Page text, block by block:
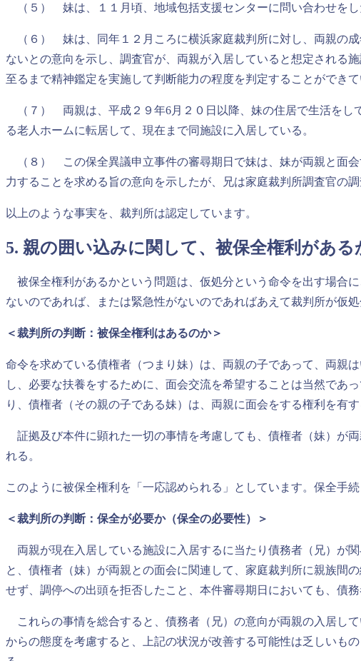
（５） 妹は、１１月頃、地域包括支援センターに問い合わせをし
（６） 妹は、同年１２月ころに横浜家庭裁判所に対し、両親の成
ないとの意向を示し、調査官が、両親が入居していると想定される
至るまで精神鑑定を実施して判断能力の程度を判定することができて
（７） 両親は、平成２９年6月２０日以降、妹の住居で生活をし
る老人ホームに転居して、現在まで同施設に入居している。
（８） この保全異議申立事件の審尋期日で妹は、妹が両親と面会
力することを求める旨の意向を示したが、兄は家庭裁判所調査官の
以上のような事実を、裁判所は認定しています。
5. 親の囲い込みに関して、被保全権利があ
被保全権利があるかという問題は、仮処分という命令を出す場合
ないのであれば、または緊急性がないのであればあえて裁判所が仮
＜裁判所の判断：被保全権利はあるのか＞
命令を求めている債権者（つまり妹）は、両親の子であって、両親
し、必要な扶養をするために、面会交流を希望することは当然であ
り、債権者（その親の子である妹）は、両親に面会をする権利を有す
証拠及び本件に顕れた一切の事情を考慮しても、債権者（妹）が
れる。
このように被保全権利を「一応認められる」としています。保全手
＜裁判所の判断：保全が必要か（保全の必要性）＞
両親が現在入居している施設に入居するに当たり債務者（兄）が
と、債権者（妹）が両親との面会に関連して、家庭裁判所に親族間
せず、調停への出頭を拒否したこと、本件審尋期日においても、債
これらの事情を総合すると、債務者（兄）の意向が両親の入居し
からの態度を考慮すると、上記の状況が改善する可能性は乏しいも